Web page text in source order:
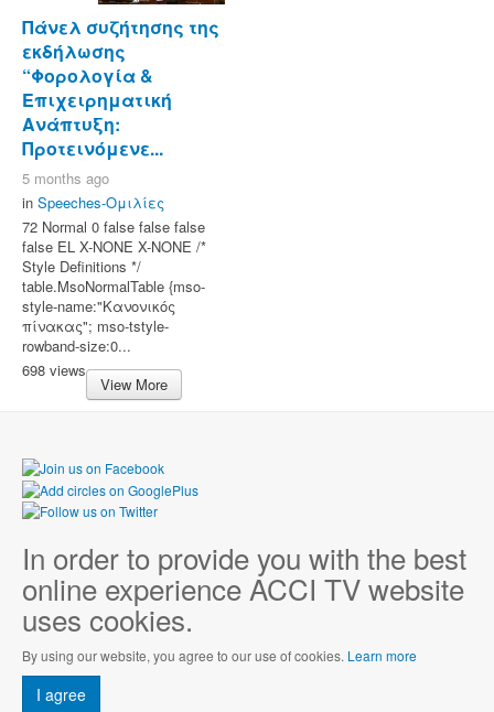
Πάνελ συζήτησης της
εκδήλωσης
“Φορολογία &
Επιχειρηματική
Ανάπτυξη:
Προτεινόμενε...
5 months ago
in Speeches-Ομιλίες
72 Normal 0 false false false
false EL X-NONE X-NONE /*
Style Definitions */
table.MsoNormalTable {mso-
style-name:"Κανονικός
πίνακας"; mso-tstyle-
rowband-size:0...
698 views
View More
In order to provide you with the best
online experience ACCI TV website
uses cookies.
By using our website, you agree to our use of cookies. Learn more
I agree